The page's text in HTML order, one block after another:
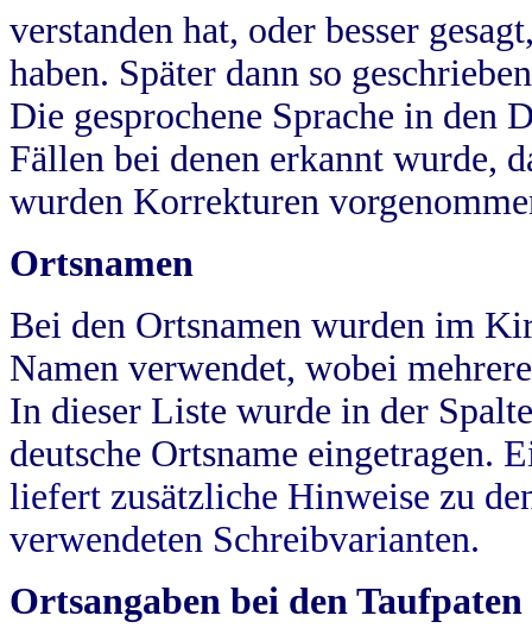
verstanden hat, oder besser
haben. Später dann so
Die gesprochene Sprache in
Fällen bei denen erkannt wurde,
wurden Korrekturen
Ortsnamen
Bei den Ortsnamen wurden im
Namen verwendet, wobei
In dieser Liste wurde in der
deutsche Ortsname eingetragen.
liefert zusätzliche Hinweise zu
verwendeten Schreibvarianten.
Ortsangaben bei den Taufpaten